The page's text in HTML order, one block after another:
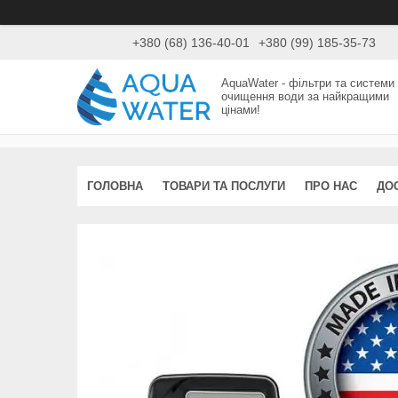
+380 (68) 136-40-01 +380 (99) 185-35-73
AquaWater - фільтри та системи
очищення води за найкращими
цінами!
ГОЛОВНА ТОВАРИ ТА ПОСЛУГИ ПРО НАС